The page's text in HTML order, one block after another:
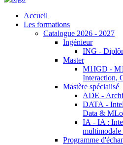
Accueil
Les formations
Catalogue 2026 - 2027
Ingénieur
ING -
Master
M1IGD -
Interaction,
Mastère spécialisé
ADE -
DATA -
Data &
IA - IA :
multimodale
Programme